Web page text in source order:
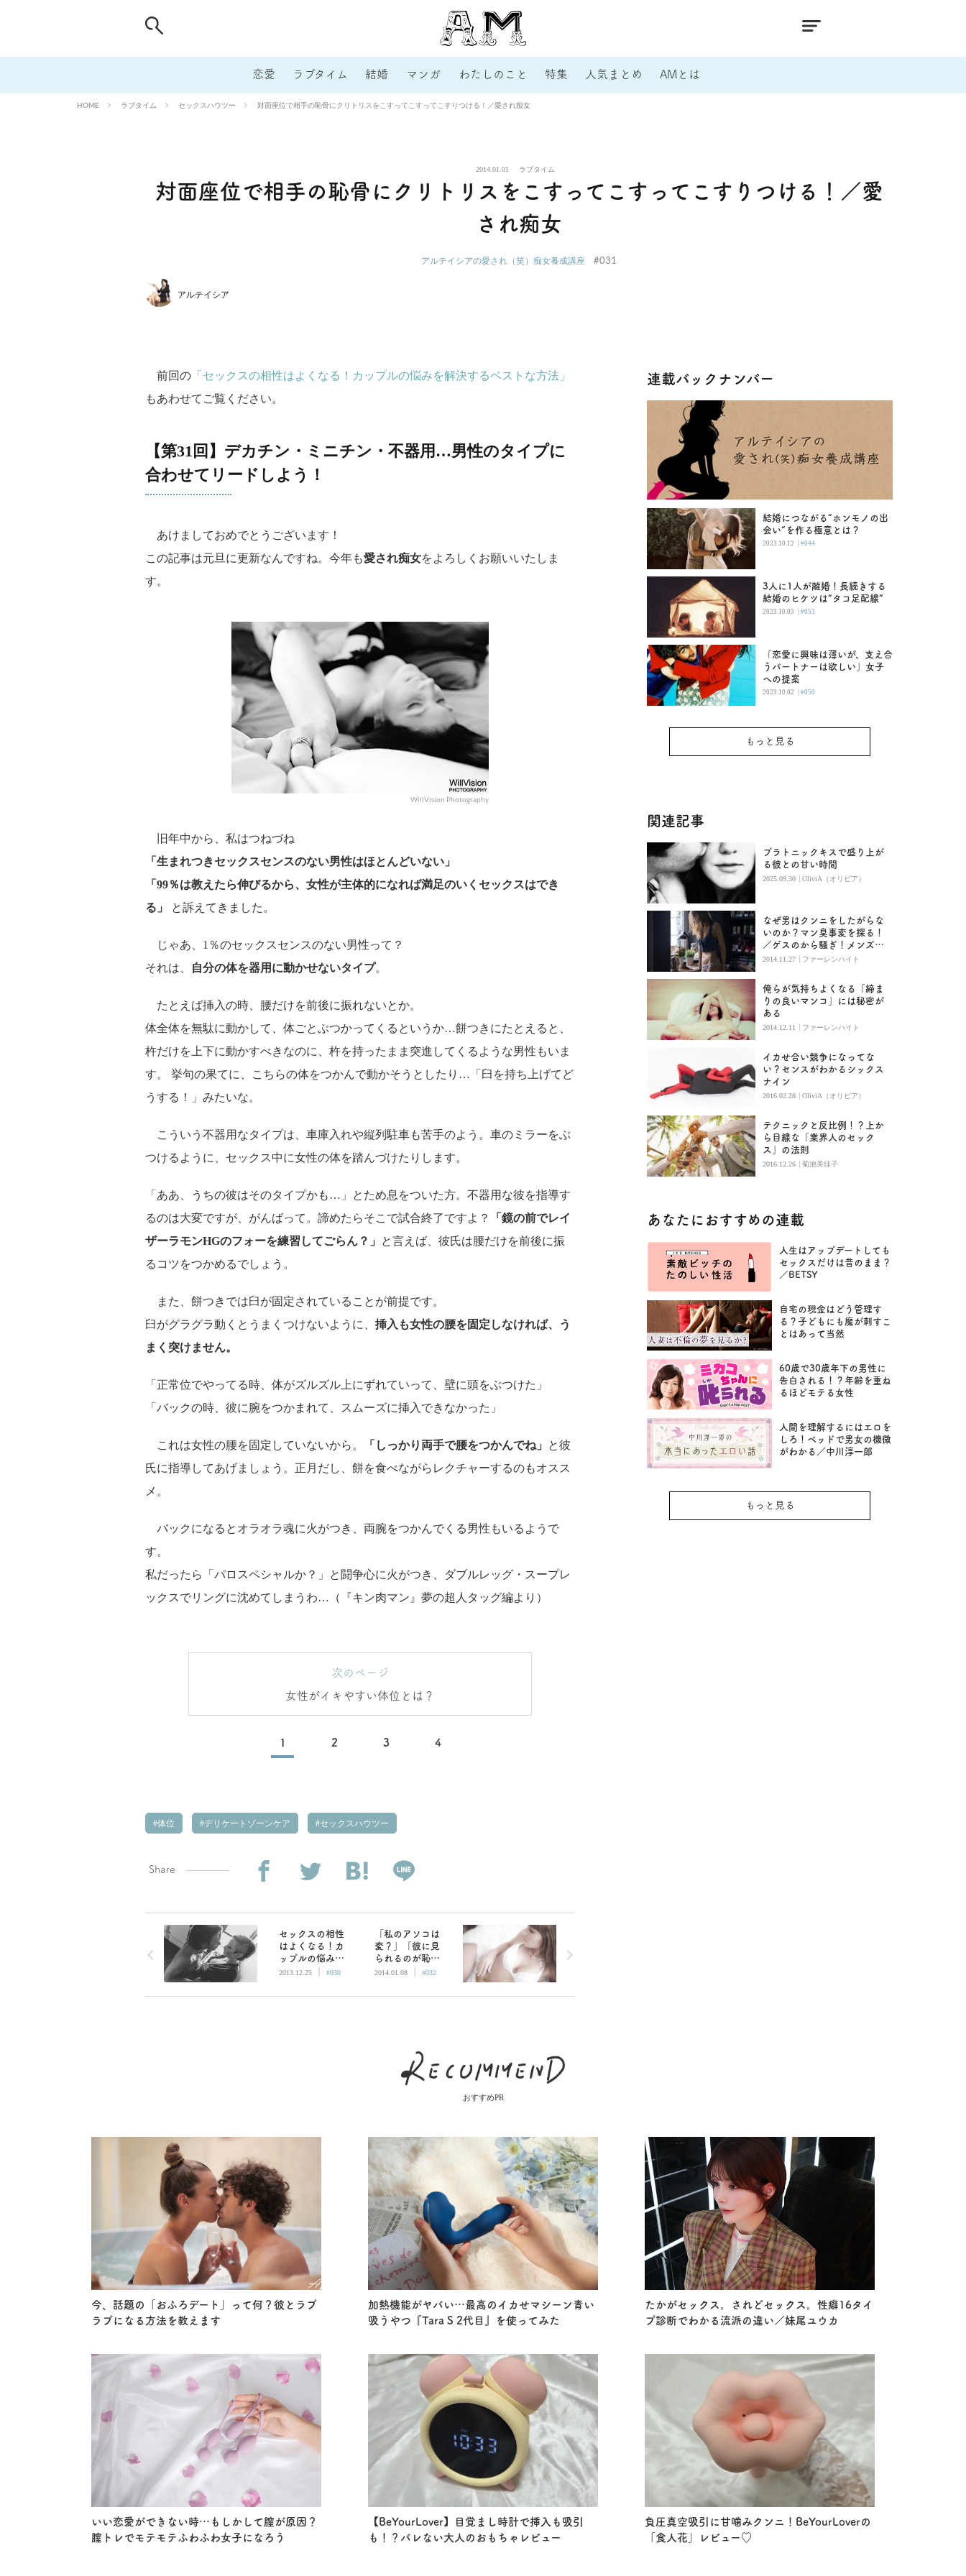
恋愛 ラブタイム 結婚 マンガ わたしのこと 特集 人気まとめ AMとは
HOME ラブタイム セックスハウツー 対面座位で相手の恥骨にクリトリスをこすってこすってこすりつける！／愛され痴女
2014.01.01 ラブタイム
対面座位で相手の恥骨にクリトリスをこすってこすってこすりつける！／愛
され痴女
アルテイシアの愛され（笑）痴女養成講座 #031
アルテイシア
前回の 「セックスの相性はよくなる！カップルの悩みを解決するベストな方法」
もあわせてご覧ください。
【第31回】デカチン・ミニチン・不器用…男性のタイプに
合わせてリードしよう！
あけましておめでとうございます！
この記事は元旦に更新なんですね。今年も愛され痴女をよろしくお願いいたしま
す。
WillVision Photography
旧年中から、私はつねづね
「生まれつきセックスセンスのない男性はほとんどいない」
「99％は教えたら伸びるから、女性が主体的になれば満足のいくセックスはでき
る」
と訴えてきました。
じゃあ、1％のセックスセンスのない男性って？
それは、
自分の体を器用に動かせないタイプ。
たとえば挿入の時、腰だけを前後に振れないとか。
体全体を無駄に動かして、体ごとぶつかってくるというか…餅つきにたとえると、
杵だけを上下に動かすべきなのに、杵を持ったまま突進してくるような男性もいま
す。 挙句の果てに、こちらの体をつかんで動かそうとしたり…「臼を持ち上げてど
うする！」みたいな。
こういう不器用なタイプは、車庫入れや縦列駐車も苦手のよう。車のミラーをぶ
つけるように、セックス中に女性の体を踏んづけたりします。
「ああ、うちの彼はそのタイプかも…」とため息をついた方。不器用な彼を指導す
るのは大変ですが、がんばって。諦めたらそこで試合終了ですよ？
「鏡の前でレイ
ザーラモンHGのフォーを練習してごらん？」
と言えば、彼氏は腰だけを前後に振
るコツをつかめるでしょう。
また、餅つきでは臼が固定されていることが前提です。
臼がグラグラ動くとうまくつけないように、 挿入も女性の腰を固定しなければ、う
まく突けません。
「正常位でやってる時、体がズルズル上にずれていって、壁に頭をぶつけた」
「バックの時、彼に腕をつかまれて、スムーズに挿入できなかった」
これは女性の腰を固定していないから。 「しっかり両手で腰をつかんでね」
と彼
氏に指導してあげましょう。正月だし、餅を食べながらレクチャーするのもオスス
メ。
バックになるとオラオラ魂に火がつき、両腕をつかんでくる男性もいるようで
す。
私だったら「パロスペシャルか？」と闘争心に火がつき、ダブルレッグ・スープレ
ックスでリングに沈めてしまうわ…（『キン肉マン』夢の超人タッグ編より）
次のページ
女性がイキやすい体位とは？
1 2 3 4
体位 デリケートゾーンケア セックスハウツー
Share
セックスの相性
はよくなる！カ
ップルの悩みを
解決するベスト
痴女
2013.12.25 | #030
「私のアソコは
変？」「彼に見
られるのが恥ず
かしい」…女性
スを解決しよ
2014.01.08 | #032
連載バックナンバー
結婚につながる“ホンモノの出
会い”を作る極意とは？
2023.10.12 | #044
3人に1人が離婚！長続きする
結婚のヒケツは“タコ足配線”
2023.10.03 | #053
「恋愛に興味は薄いが、支え合
うパートナーは欲しい」女子
への提案
2023.10.02 | #050
もっと見る
関連記事
プラトニックキスで盛り上が
る彼との甘い時間
2025.09.30 | OliviA（オリビア）
なぜ男はクンニをしたがらな
いのか？マン臭事変を探る！
／ゲスのから騒ぎ！メンズト
ーク実況中継
2014.11.27 | ファーレンハイト
俺らが気持ちよくなる「締ま
りの良いマンコ」には秘密が
ある
2014.12.11 | ファーレンハイト
イカせ合い競争になってな
い？センスがわかるシックス
ナイン
2016.02.28 | OliviA（オリビア）
テクニックと反比例！？上か
ら目線な「業界人のセック
ス」の法則
2016.12.26 | 菊池美佳子
あなたにおすすめの連載
人生はアップデートしても
セックスだけは昔のまま？
／BETSY
自宅の現金はどう管理す
る？子どもにも魔が刺すこ
とはあって当然
60歳で30歳年下の男性に
告白される！？年齢を重ね
るほどモテる女性
人間を理解するにはエロを
しろ！ベッドで男女の機微
がわかる／中川淳一郎
もっと見る
おすすめPR
今、話題の「おふろデート」って何？彼とラブ
ラブになる方法を教えます
加熱機能がヤバい…最高のイカせマシーン青い
吸うやつ『Tara S 2代目』を使ってみた
たかがセックス。されどセックス。性癖16タイ
プ診断でわかる流派の違い／妹尾ユウカ
いい恋愛ができない時…もしかして膣が原因？
膣トレでモテモテふわふわ女子になろう
【BeYourLover】目覚まし時計で挿入も吸引
も！？バレない大人のおもちゃレビュー
負圧真空吸引に甘噛みクンニ！BeYourLoverの
「食人花」レビュー♡